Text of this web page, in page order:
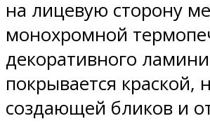
на лицевую сторону
монохромной
декоративного
покрывается краской,
создающей бликов и